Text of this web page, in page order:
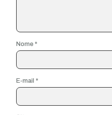
Nome *
E-mail *